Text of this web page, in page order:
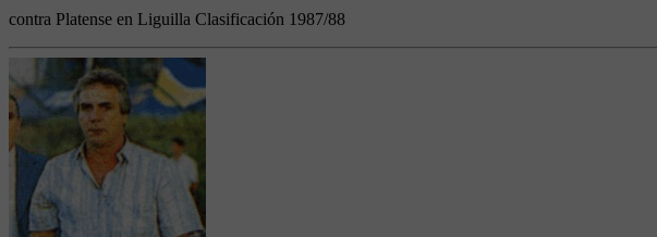
contra Platense en Liguilla Clasificación 1987/88